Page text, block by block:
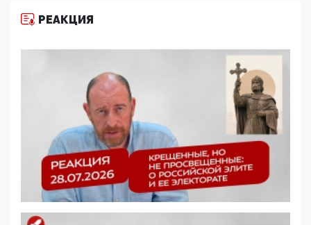
11:53, 09 Июня 2026
деятельность ИИТО ЮНЕСКО в России, но
цифроглобалисты продолжают определять
повестку в образовании
09:43, 01 Июня 2026
5G за счет здоровья граждан: Минцифры намерено
отобрать у регионов и муниципалитетов право
защищать жилые дома и социальные объекты от
05:58, 26 Мая 2026
Роскомнадзор освободили от борца с
деструктивным и опасным контентом
07:39, 25 Мая 2026
РЕАКЦИЯ